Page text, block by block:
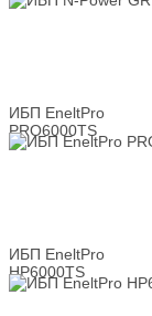
ИБП EneltPro
PRO6000TS
ИБП EneltPro
HP6000TS